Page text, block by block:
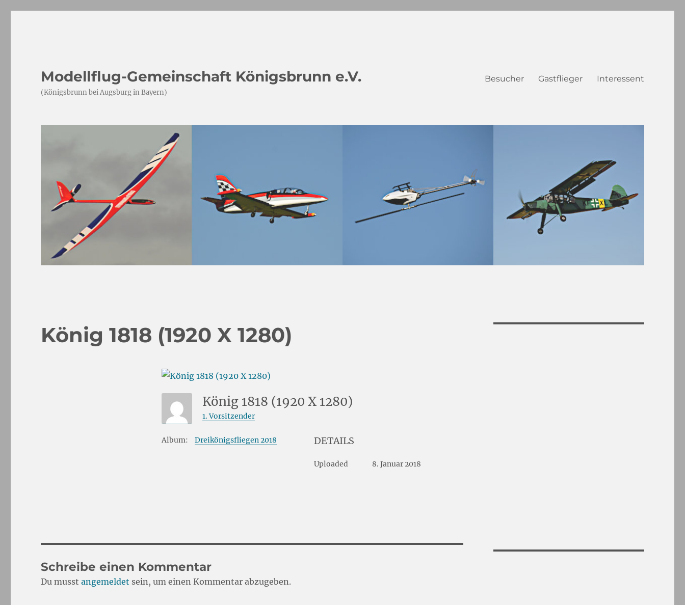
Modellflug-Gemeinschaft Königsbrunn e.V.
(Königsbrunn bei Augsburg in Bayern)
Besucher Gastflieger Interessent
König 1818 (1920 X 1280)
König 1818 (1920 X 1280)
1. Vorsitzender
Album: Dreikönigsfliegen 2018 DETAILS
Uploaded 8. Januar 2018
Schreibe einen Kommentar
Du musstangemeldet sein, um einen Kommentar abzugeben.